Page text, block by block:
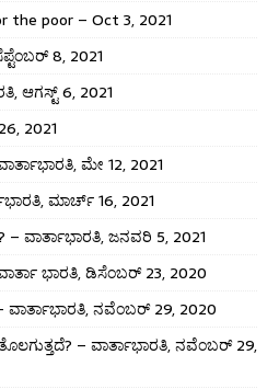
the poor – Oct 3, 2021
8, 2021
ಆಗಸ್ಟ್ 6, 2021
2021
ಮೇ 12, 2021
ಮಾರ್ಚ್ 16, 2021
ವಾರ್ತಾಭಾರತಿ, ಜನವರಿ 5, 2021
ಭಾರತಿ, ಡಿಸೆಂಬರ್ 23, 2020
ನವೆಂಬರ್ 29, 2020
– ವಾರ್ತಾಭಾರತಿ, ನವೆಂಬರ್ 29,